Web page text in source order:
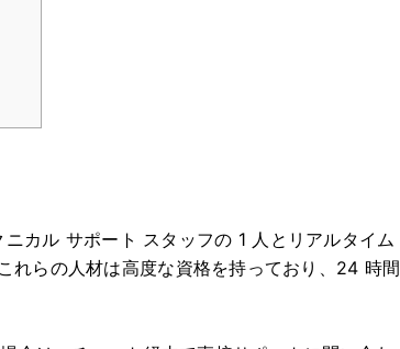
カル サポート スタッフの 1 人とリアルタイム
これらの人材は高度な資格を持っており、24 時間